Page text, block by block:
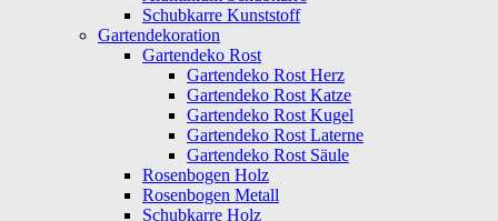
Schubkarre Kunststoff
Gartendekoration
Gartendeko Rost
Gartendeko Rost Herz
Gartendeko Rost Katze
Gartendeko Rost Kugel
Gartendeko Rost Laterne
Gartendeko Rost Säule
Rosenbogen Holz
Rosenbogen Metall
Schubkarre Holz